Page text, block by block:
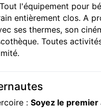
l'équipement pour
entièrement clos. A
ses thermes, son
Toutes
: Soyez le premier